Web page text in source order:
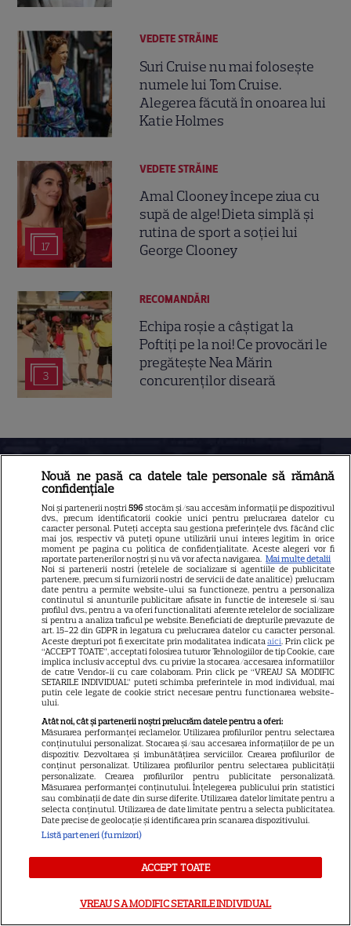
VEDETE STRĂINE
Suri Cruise nu mai folosește
numele lui Tom Cruise.
Alegerea făcută în onoarea lui
Katie Holmes
17
VEDETE STRĂINE
Amal Clooney începe ziua cu
supă de alge! Dieta simplă și
rutina de sport a soției lui
George Clooney
3
RECOMANDĂRI
Echipa roșie a câștigat la
Poftiți pe la noi! Ce provocări le
pregătește Nea Mărin
concurenților diseară
Despre Tvmania
Contact
Contacte televiziuni
Abonamente
Publicitate
Termeni și condiții
Politica de confidenţialitate
Sitemap
ABONEAZA-TE LA REVISTĂ
Nouă ne pasă ca datele tale personale să rămână
confidențiale
Noi și partenerii noștri596 stocăm și/sau accesăm informații pe dispozitivul
dvs., precum identificatorii cookie unici pentru prelucrarea datelor cu
caracter personal. Puteți accepta sau gestiona preferințele dvs. făcând clic
mai jos, respectiv vă puteți opune utilizării unui interes legitim în orice
moment pe pagina cu politica de confidențialitate. Aceste alegeri vor fi
raportate partenerilor noștri și nu vă vor afecta navigarea. Mai multe detalii
Noi si partenerii nostri (retelele de socializare si agentiile de publicitate
partenere, precum si furnizorii nostri de servicii de date analitice) prelucram
date pentru a permite website-ului sa functioneze, pentru a personaliza
continutul si anunturile publicitare afisate in functie de interesele si/sau
profilul dvs., pentru a va oferi functionalitati aferente retelelor de socializare
si pentru a analiza traficul pe website. Beneficiati de drepturile prevazute de
art. 15-22 din GDPR in legatura cu prelucrarea datelor cu caracter personal.
Aceste drepturi pot fi exercitate prin modalitatea indicataaici. Prin click pe
“ACCEPT TOATE”, acceptati folosirea tuturor Tehnologiilor de tip Cookie, care
implica inclusiv acceptul dvs. cu privire la stocarea/accesarea informatiilor
de catre Vendor-ii cu care colaboram. Prin click pe “VREAU SA MODIFIC
SETARILE INDIVIDUAL” puteti schimba preferintele in mod individual, mai
putin cele legate de cookie strict necesare pentru functionarea website-
ului.
Atât noi, cât și partenerii noștri prelucrăm datele pentru a oferi:
Măsurarea performanței reclamelor. Utilizarea profilurilor pentru selectarea
conținutului personalizat. Stocarea și/sau accesarea informațiilor de pe un
dispozitiv. Dezvoltarea și îmbunătățirea serviciilor. Crearea profilurilor de
conținut personalizat. Utilizarea profilurilor pentru selectarea publicității
personalizate. Crearea profilurilor pentru publicitate personalizată.
Măsurarea performanței conținutului. Înțelegerea publicului prin statistici
sau combinații de date din surse diferite. Utilizarea datelor limitate pentru a
selecta conținutul. Utilizarea de date limitate pentru a selecta publicitatea.
Date precise de geolocație și identificarea prin scanarea dispozitivului.
Listă parteneri (furnizori)
ACCEPT TOATE
VREAU SA MODIFIC SETARILE INDIVIDUAL